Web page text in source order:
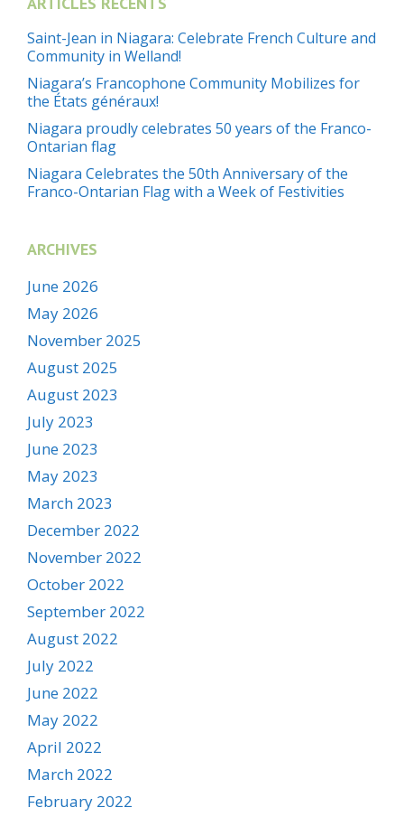
Saint-Jean in Niagara: Celebrate French Culture and
Community in Welland!
Niagara’s Francophone Community Mobilizes for
the États généraux!
Niagara proudly celebrates 50 years of the Franco-
Ontarian flag
Niagara Celebrates the 50th Anniversary of the
Franco-Ontarian Flag with a Week of Festivities
ARCHIVES
June 2026
May 2026
November 2025
August 2025
August 2023
July 2023
June 2023
May 2023
March 2023
December 2022
November 2022
October 2022
September 2022
August 2022
July 2022
June 2022
May 2022
April 2022
March 2022
February 2022